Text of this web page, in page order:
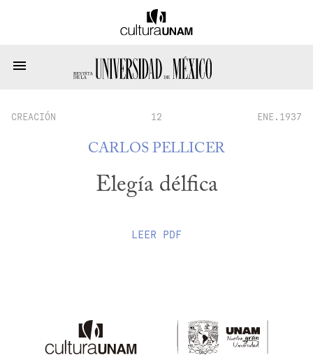
CREACIÓN 12 ENE.1937
CARLOS PELLICER
Elegía délfica
LEER PDF